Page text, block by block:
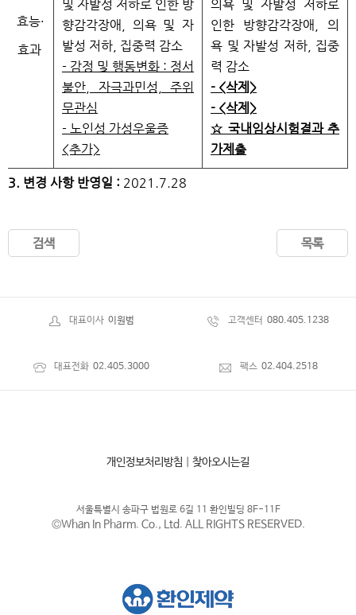
효능·
효과
및 자발성 저하로 인한 방
향감각장애, 의욕 및 자
발성 저하, 집중력 감소
- 감정 및 행동변화 : 정서
불안, 자극과민성, 주위
무관심
- 노인성 가성우울증
<추가>
의욕 및 자발성 저하로
인한 방향감각장애, 의
욕 및 자발성 저하, 집중
력 감소
- <삭제>
- <삭제>
☆ 국내임상시험결과 추
가제출
3. 변경 사항 반영일 : 2021.7.28
검색 목록
대표이사 이원범 고객센터 080.405.1238
대표전화 02.405.3000 팩스 02.404.2518
개인정보처리방침 찾아오시는길
서울특별시 송파구 법원로 6길 11 환인빌딩 8F-11F
©Whan In Pharm. Co., Ltd. ALL RIGHTS RESERVED.